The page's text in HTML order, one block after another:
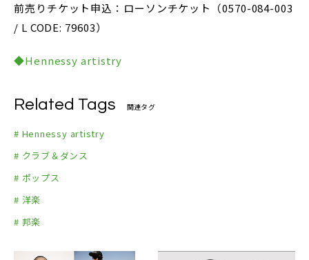
前売りチケット申込：ローソンチケット（0570-084-003
/ L CODE: 79603）
◆Hennessy artistry
Related Tags 関連タグ
# Hennessy artistry
# クラブ＆ダンス
# ポップス
# 洋楽
# 邦楽